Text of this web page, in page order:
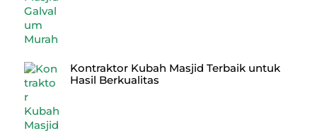
Kontraktor Kubah Masjid Terbaik untuk
Hasil Berkualitas